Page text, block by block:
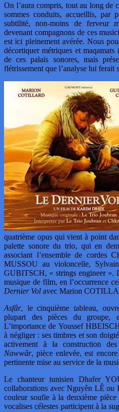
On l’aura compris, tout au long de
sommes conduits, accueillis, par
subtilité, non-moins de ferveur
devenant compagnons de ces
est ici pleinement avérée. Nous
décortiquer métriques et
de ces palais sonores, mais
flétrissement que l’analyse lui ferait
quatrième opus qui vient à point
palette sonore du trio, qui en
associant l’ensemble de cordes
MUSSOU au violoncelle,
GUBITSCH, « strings engineer ».
musique de film, en l’occurrence
Dernier Vol avec Marion
Asfâr, le cinquième tableau,
plupart des pièces du groupe,
L’importance de Youssef
à négliger : ses timbres et son
activement à la construction
Nawwâr, pièce enlevée, est
pertinente mise au service de la
Le chanteur tunisien Dhafer
collaborations avec Nguyên LÊ ou
couleur soufie à la deuxième
vocalises célestes participent à la